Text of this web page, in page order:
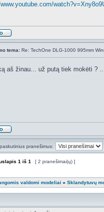
tema: Re: TechOne DLG-1000 995mm
aš žinau... už putą tiek mokėti ?
pranešimus:
1 iš 1 [ 2 pranešimai(ų) ]
valdomi modeliai » Sklandytuvų